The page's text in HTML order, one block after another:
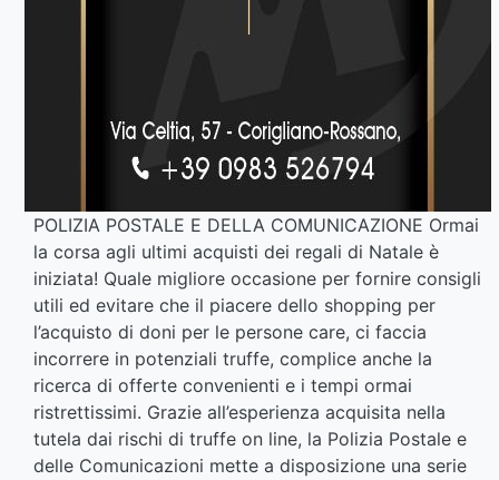
POLIZIA POSTALE E DELLA COMUNICAZIONE Ormai
la corsa agli ultimi acquisti dei regali di Natale è
iniziata! Quale migliore occasione per fornire consigli
utili ed evitare che il piacere dello shopping per
l’acquisto di doni per le persone care, ci faccia
incorrere in potenziali truffe, complice anche la
ricerca di offerte convenienti e i tempi ormai
ristrettissimi. Grazie all’esperienza acquisita nella
tutela dai rischi di truffe on line, la Polizia Postale e
delle Comunicazioni mette a disposizione una serie